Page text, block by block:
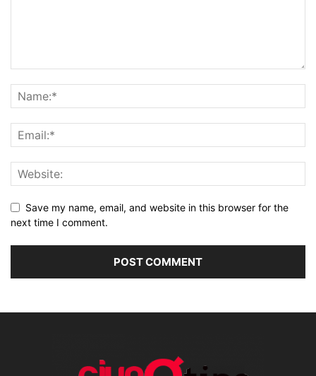
Save my name, email, and website in this browser for the
next time I comment.